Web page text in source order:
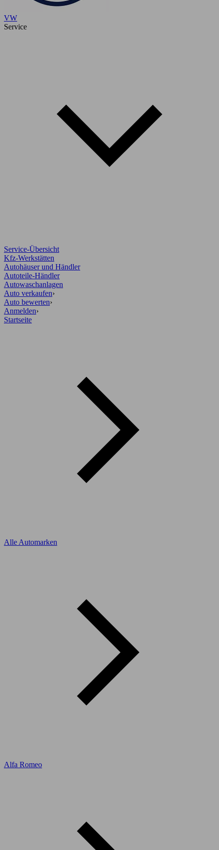
VW
Service
Service-Übersicht
Kfz-Werkstätten
Autohäuser und Händler
Autoteile-Händler
Autowaschanlagen
Auto verkaufen›
Auto bewerten›
Anmelden›
Startseite
Alle Automarken
Alfa Romeo